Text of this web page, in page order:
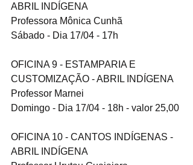
ABRIL INDÍGENA
Professora Mônica Cunhã
Sábado - Dia 17/04 - 17h
OFICINA 9 - ESTAMPARIA E
CUSTOMIZAÇÃO - ABRIL INDÍGENA
Professor Marnei
Domingo - Dia 17/04 - 18h - valor 25,00
OFICINA 10 - CANTOS INDÍGENAS -
ABRIL INDÍGENA